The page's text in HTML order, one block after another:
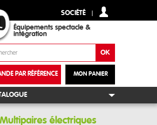
SOCIÉTÉ
Équipements spectacle &
intégration
MON PANIER
PAR RÉFÉRENCE
+
Multipaires électriques